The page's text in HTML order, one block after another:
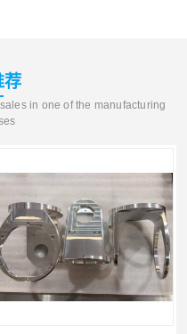
荐
in one of the manufacturing